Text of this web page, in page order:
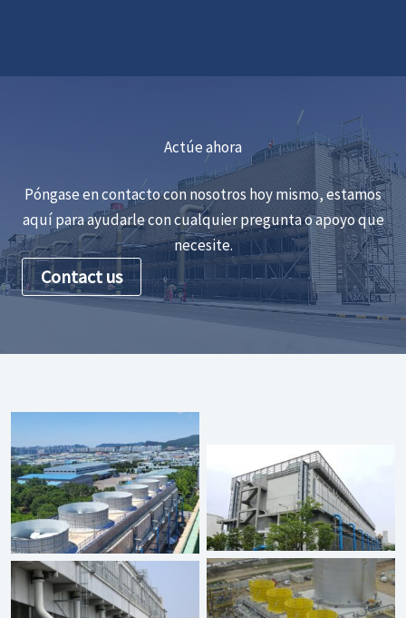
Actúe ahora
Póngase en contacto con nosotros hoy mismo, estamos
aquí para ayudarle con cualquier pregunta o apoyo que
necesite.
Contact us